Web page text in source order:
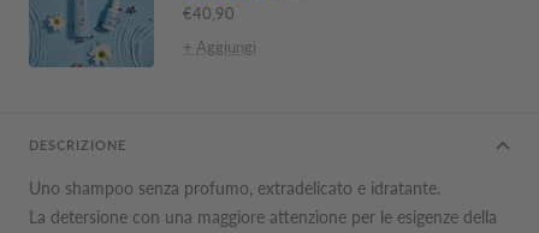
DESCRIZIONE
Uno shampoo senza profumo, extradelicato e idratante.
La detersione con una maggiore attenzione per le esigenze della
Prezzo
€40,90
+ Aggiungi